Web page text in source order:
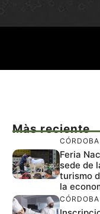
Màs reciente
CÓRDOBA
Feria
sede de
turismo
la
CÓRDOBA